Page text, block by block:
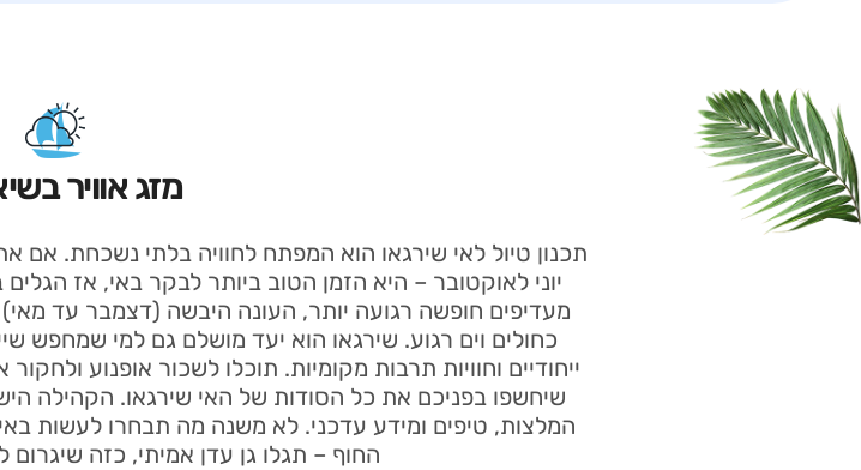
מזג אוויר
תכנון טיול לאי שירגאו הוא המפתח לחוויה בלתי נשכחת. אם
יוני לאוקטובר – היא הזמן הטוב ביותר לבקר באי, אז
מעדיפים חופשה רגועה יותר, העונה היבשה (דצמבר עד מאי)
כחולים וים רגוע. שירגאו הוא יעד מושלם גם למי שמחפש
ייחודיים וחוויות תרבות מקומיות. תוכלו לשכור אופנוע
שיחשפו בפניכם את כל הסודות של האי שירגאו. הקהילה
המלצות, טיפים ומידע עדכני. לא משנה מה תבחרו לעשות באי
החוף – תגלו גן עדן אמיתי, כזה